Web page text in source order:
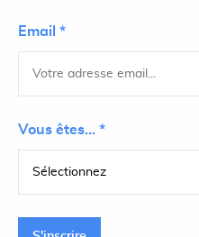
Email *
Vous êtes... *